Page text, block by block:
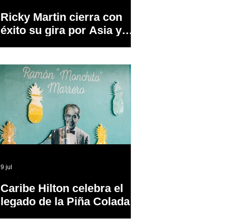
Ricky Martin cierra con
éxito su gira por Asia y
Caribe Hilton celebra el
legado de la Piña Colada,
9 jul